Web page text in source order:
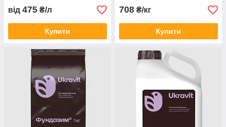
від 475 ₴/л
Купити
708 ₴/кг
Купити